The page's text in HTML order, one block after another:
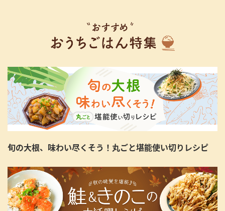
旬の大根、味わい尽くそう！丸ごと堪能使い切りレシピ